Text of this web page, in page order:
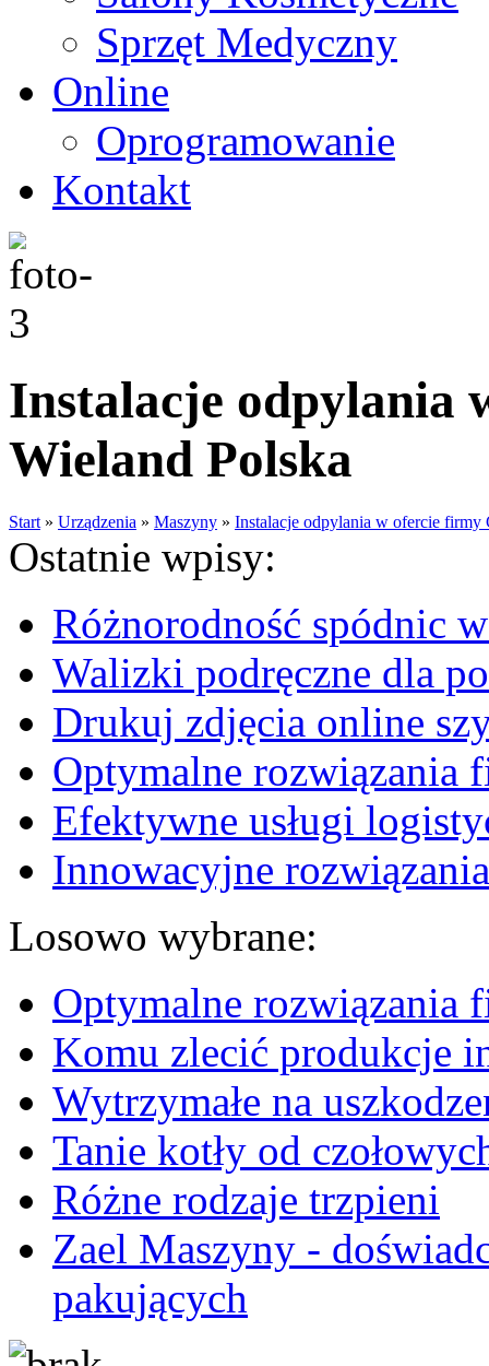
Sprzęt Medyczny
Online
Oprogramowanie
Kontakt
Instalacje odpylania
Wieland Polska
Start » Urządzenia » Maszyny » Instalacje odpylania w ofercie firmy
Ostatnie wpisy:
Różnorodność spódnic
Walizki podręczne dla
Drukuj zdjęcia online
Optymalne rozwiązania
Efektywne usługi
Innowacyjne
Losowo wybrane:
Optymalne rozwiązania
Komu zlecić produkcje
Wytrzymałe na
Tanie kotły od
Różne rodzaje trzpieni
Zael Maszyny -
pakujących